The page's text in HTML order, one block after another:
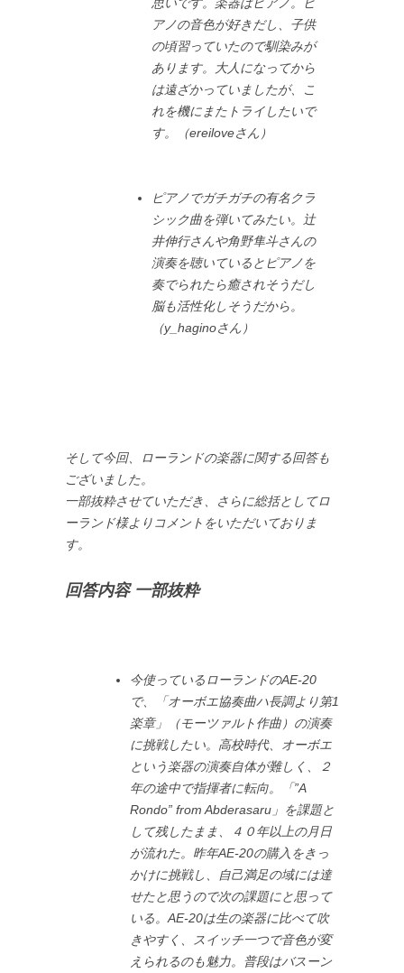
アノの音色が好きだし、子供
の頃習っていたので馴染みが
あります。大人になってから
は遠ざかっていましたが、こ
れを機にまたトライしたいで
す。（ereiloveさん）
ピアノでガチガチの有名クラ
シック曲を弾いてみたい。辻
井伸行さんや角野隼斗さんの
演奏を聴いているとピアノを
奏でられたら癒されそうだし
脳も活性化しそうだから。
（y_haginoさん）
そして今回、ローランドの楽器に関する回答も
ございました。
一部抜粋させていただき、さらに総括としてロ
ーランド様よりコメントをいただいておりま
す。
回答内容 一部抜粋
今使っているローランドのAE-20
で、「オーボエ協奏曲ハ長調より第1
楽章」（モーツァルト作曲）の演奏
に挑戦したい。高校時代、オーボエ
という楽器の演奏自体が難しく、２
年の途中で指揮者に転向。「”A
Rondo” from Abderasaru」を課題と
して残したまま、４０年以上の月日
が流れた。昨年AE-20の購入をきっ
かけに挑戦し、自己満足の域には達
せたと思うので次の課題にと思って
いる。AE-20は生の楽器に比べて吹
きやすく、スイッチ一つで音色が変
えられるのも魅力。普段はバスーン